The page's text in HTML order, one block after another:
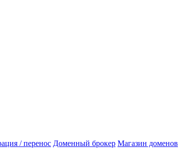
/ перенос Доменный брокер Магазин доменов